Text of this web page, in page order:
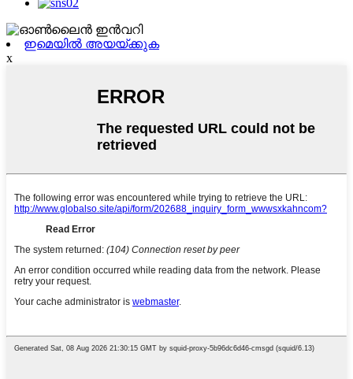
ഇമെയിൽ അയയ്ക്കുക
x